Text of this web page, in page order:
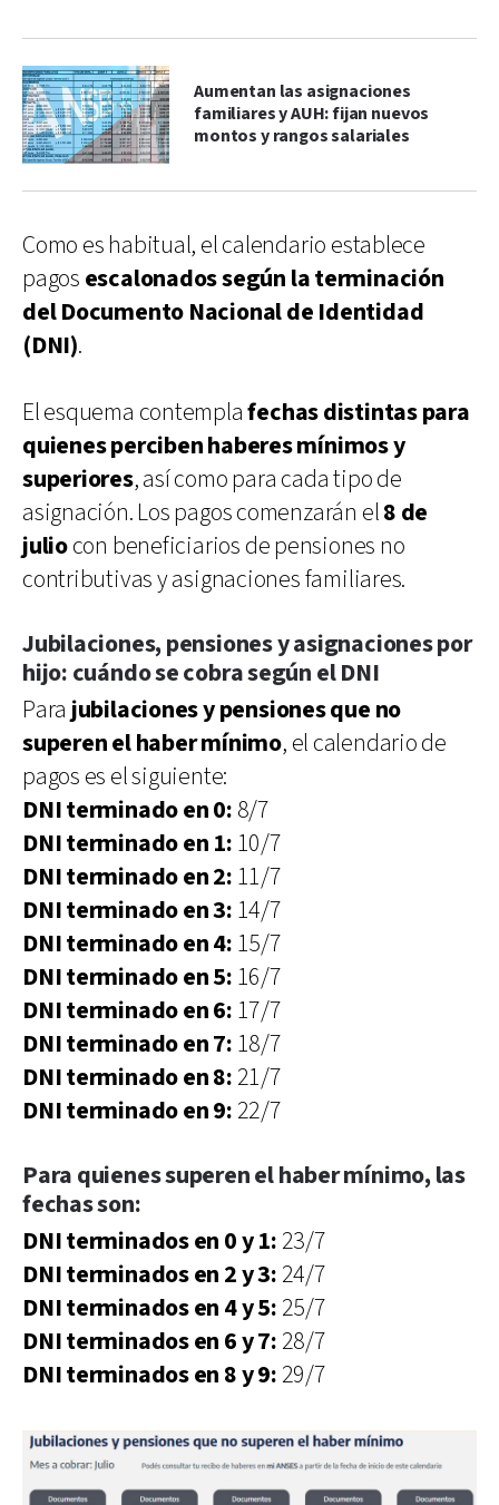
Aumentan las asignaciones
familiares y AUH: fijan nuevos
montos y rangos salariales
Como es habitual, el calendario establece
pagos escalonados según la terminación
del Documento Nacional de Identidad
(DNI).
El esquema contemplafechas distintas para
quienes perciben haberes mínimos y
superiores, así como para cada tipo de
asignación. Los pagos comenzarán el8 de
juliocon beneficiarios de pensiones no
contributivas y asignaciones familiares.
Jubilaciones, pensiones y asignaciones por
hijo: cuándo se cobra según el DNI
Para jubilaciones y pensiones que no
superen el haber mínimo, el calendario de
pagos es el siguiente:
DNI terminado en 0: 8/7
DNI terminado en 1: 10/7
DNI terminado en 2: 11/7
DNI terminado en 3: 14/7
DNI terminado en 4: 15/7
DNI terminado en 5: 16/7
DNI terminado en 6: 17/7
DNI terminado en 7: 18/7
DNI terminado en 8: 21/7
DNI terminado en 9: 22/7
Para quienessuperen el haber mínimo, las
fechas son:
DNI terminados en 0 y 1: 23/7
DNI terminados en 2 y 3: 24/7
DNI terminados en 4 y 5: 25/7
DNI terminados en 6 y 7: 28/7
DNI terminados en 8 y 9: 29/7